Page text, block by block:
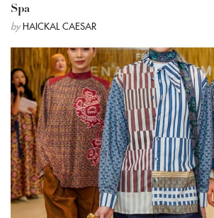
Spa
by HAICKAL CAESAR